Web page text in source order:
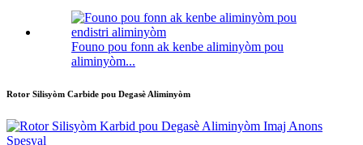
Founo pou fonn ak kenbe aliminyòm pou
aliminyòm...
Rotor Silisyòm Carbide pou Degasè Aliminyòm